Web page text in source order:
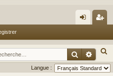
ne
xi
nr
eg
e
c
Langue :